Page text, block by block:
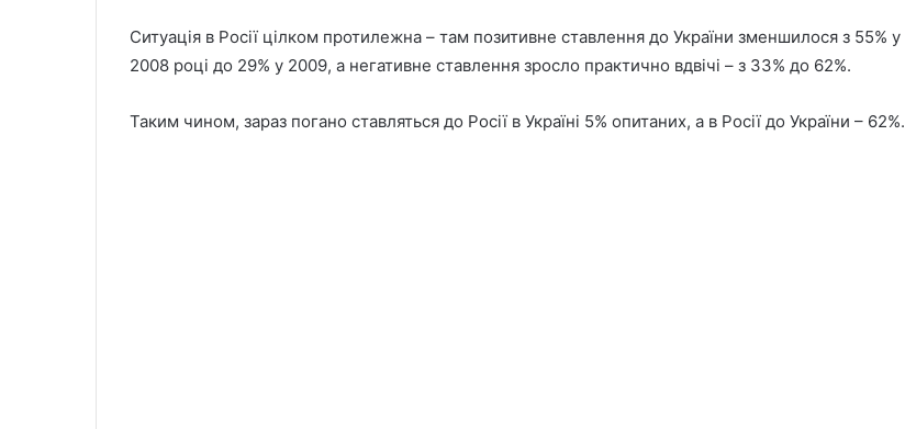
Ситуація в Росії цілком протилежна – там позитивне ставлення до України зменшилося з 55% у
2008 році до 29% у 2009, а негативне ставлення зросло практично вдвічі – з 33% до 62%.
Таким чином, зараз погано ставляться до Росії в Україні 5% опитаних, а в Росії до України – 62%.